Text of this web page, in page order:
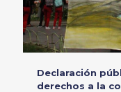
Declaración
derechos a la